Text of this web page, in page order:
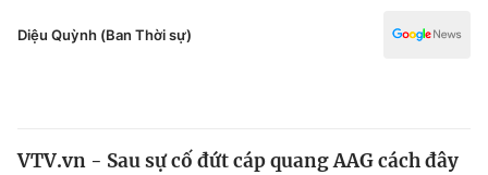
Đời sống
Diệu Quỳnh (Ban Thời sự)
VTV.vn - Sau sự cố đứt cáp quang AAG cách đây